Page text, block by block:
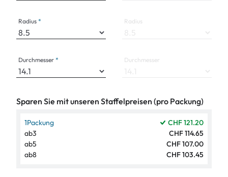
Radius
Durchmesser
Radius
Durchmesser
Sparen Sie mit unseren Staffelpreisen (pro Packung)
1Packung
CHF 121.20
ab3
CHF 114.65
ab5
CHF 107.00
ab8 CHF 103.45